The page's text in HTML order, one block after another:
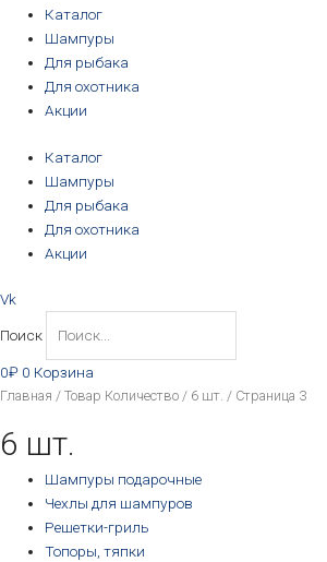
Каталог
Шампуры
Для рыбака
Для охотника
Акции
Каталог
Шампуры
Для рыбака
Для охотника
Акции
Vk
Поиск
0₽ 0 Корзина
Главная / Товар Количество / 6 шт. / Страница 3
6 шт.
Шампуры подарочные
Чехлы для шампуров
Решетки-гриль
Топоры, тяпки
Цены:
по